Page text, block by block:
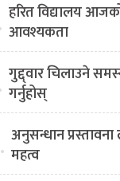
हरित विद्यालय
आवश्यकता
गुद्द्वार चिलाउने
गर्नुहोस्
अनुसन्धान
महत्व